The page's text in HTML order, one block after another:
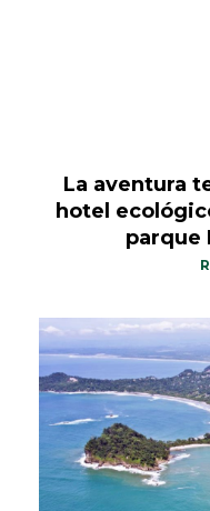
La aventura
hotel
parque